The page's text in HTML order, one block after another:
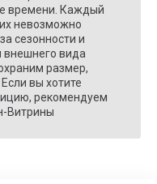
времени. Каждый
невозможно
сезонности и
внешнего вида
размер,
вы хотите
рекомендуем
Витрины